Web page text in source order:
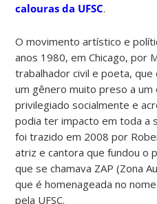
calouras da UFSC.
O movimento artístico e
anos 1980, em Chicago, por
trabalhador civil e poeta, que
um gênero muito preso a
privilegiado socialmente e
podia ter impacto em toda a
foi trazido em 2008 por
atriz e cantora que fundou o
que se chamava ZAP (Zona
que é homenageada no
pela UFSC.